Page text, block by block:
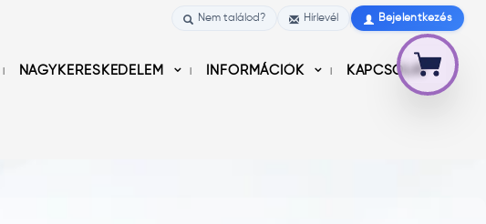
Nem találod? Hírlevél Bejelentkezés
NAGYKERESKEDELEM INFORMÁCIÓK KAPCSOLAT